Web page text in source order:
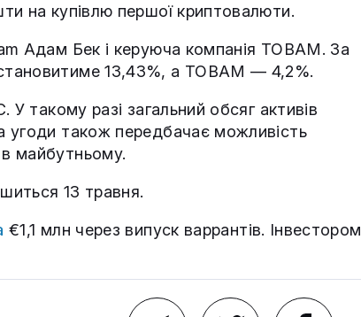
на купівлю першої криптовалюти.
Адам Бек і керуюча компанія TOBAM. За
13,43%, а TOBAM — 4,2%.
такому разі загальний обсяг активів
угоди також передбачає можливість
майбутньому.
13 травня.
€1,1 млн через випуск варрантів. Інвестором